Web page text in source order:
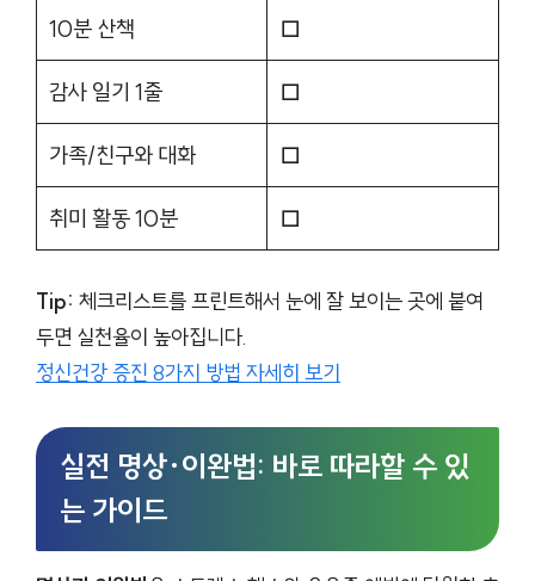
10분 산책 □
감사 일기 1줄 □
가족/친구와 대화 □
취미 활동 10분 □
Tip: 체크리스트를 프린트해서 눈에 잘 보이는 곳에 붙여
두면 실천율이 높아집니다.
정신건강 증진 8가지 방법 자세히 보기
실전 명상·이완법: 바로 따라할 수 있
는 가이드